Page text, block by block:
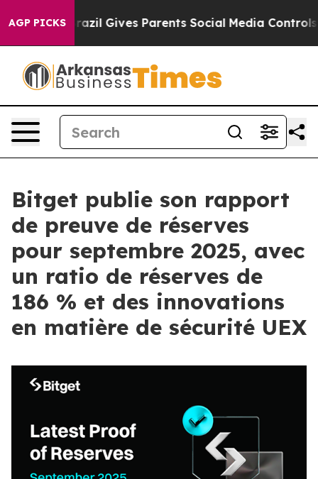
AGP PICKS
Brazil Gives Parents Social Media Controls for
Bitget publie son rapport
de preuve de réserves
pour septembre 2025, avec
un ratio de réserves de
186 % et des innovations
en matière de sécurité UEX